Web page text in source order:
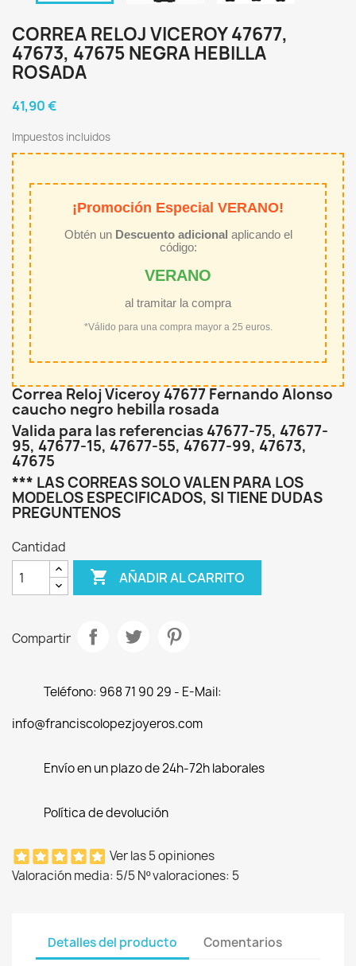
CORREA RELOJ VICEROY 47677,
47673, 47675 NEGRA HEBILLA
ROSADA
41,90 €
Impuestos incluidos
¡Promoción Especial VERANO!
Obtén un Descuento adicional aplicando el
código:
VERANO
al tramitar la compra
*Válido para una compra mayor a 25 euros.
Correa Reloj Viceroy 47677 Fernando Alonso
caucho negro hebilla rosada
Valida para las referencias 47677-75, 47677-
95, 47677-15, 47677-55, 47677-99, 47673,
47675
*** LAS CORREAS SOLO VALEN PARA LOS
MODELOS ESPECIFICADOS, SI TIENE DUDAS
PREGUNTENOS
Cantidad
 AÑADIR AL CARRITO
Compartir
Teléfono: 968 71 90 29 - E-Mail:
info@franciscolopezjoyeros.com
Envío en un plazo de 24h-72h laborales
Política de devolución
Ver las 5 opiniones
Valoración media: 5/5 Nº valoraciones: 5
Detalles del producto Comentarios